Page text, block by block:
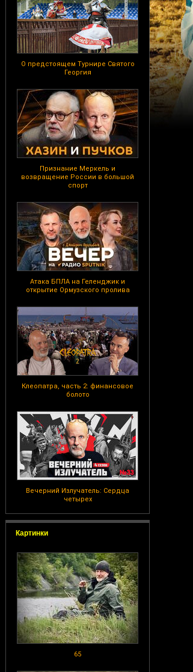
О предстоящем Турнире Святого
Георгия
Признание Меркель и
возвращение России в большой
спорт
Атака БПЛА на Геленджик и
открытие Ормузского пролива
Клеопатра, часть 2: финансовое
болото
Вечерний Излучатель: Сердца
четырех
Картинки
65